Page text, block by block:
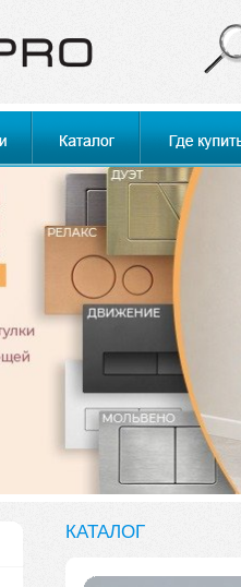
КАТАЛОГ